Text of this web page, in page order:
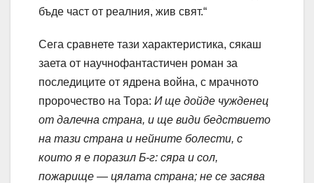
бъде част от реалния, жив свят.“
Сега сравнете тази характеристика, сякаш
заета от научнофантастичен роман за
последиците от ядрена война, с мрачното
пророчество на Тора: И ще дойде чужденец
от далечна страна, и ще види бедствието
на тази страна и нейните болести, с
които я е поразил Б-г: сяра и сол,
пожарище — цялата страна; не се засява